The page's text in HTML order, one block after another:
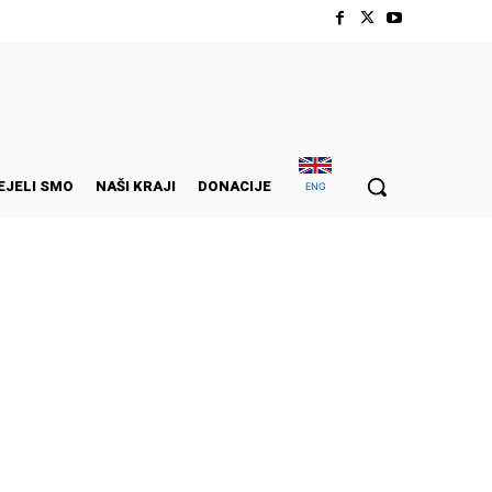
SMO NAŠI KRAJI DONACIJE ENG